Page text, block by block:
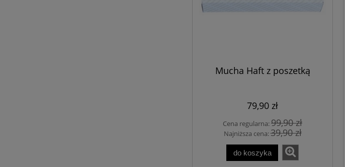
Mucha Haft z poszetką
79,90 zł
Cena regularna:99,90 zł
Najniższa cena:39,90 zł
do koszyka